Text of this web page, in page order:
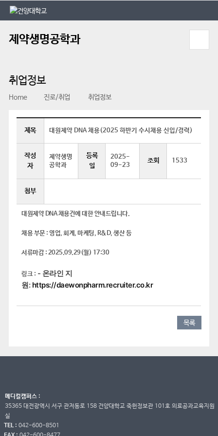
본문 바로가기
대메뉴 바로가기
제약생명공학과
취업정보
Home 진로/취업 취업정보
제목 대원제약 DNA 채용(2025 하반기 수시채용 신입/경력)
작성
자
제약생명
공학과
등록
일
2025-
09-23
조회 1533
첨부
대원제약 DNA 채용건에 대한 안내드립니다.
채용 부문 : 영업, 회계, 마케팅, R&D, 생산 등
서류마감 : 2025.09.29(월) 17:30
링크 : - 온라인 지
원: https://daewonpharm.recruiter.co.kr
목록
메디컬캠퍼스 :
35365 대전광역시 서구 관저동로 158 건양대학교 죽헌정보관 101호 의료공과교육지원
실
TEL : 042-600-8501